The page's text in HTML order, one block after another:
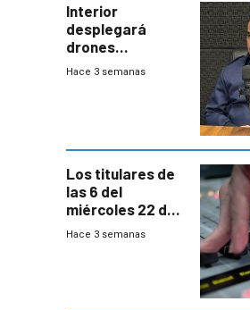
Interior
desplegará
drones
autónomos para
Hace 3 semanas
Los titulares de
las 6 del
miércoles 22 de
julio de 2026
Hace 3 semanas